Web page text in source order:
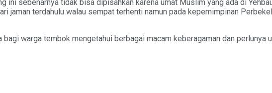
ini sebenarnya tidak bisa dipisahkan karena umat Muslim yang ada di
jaman terdahulu walau sempat terhenti namun pada kepemimpinan
warga tembok mengetahui berbagai macam keberagaman dan perlunya